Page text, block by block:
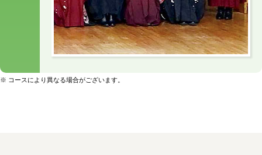
※ コースにより異なる場合がございます。